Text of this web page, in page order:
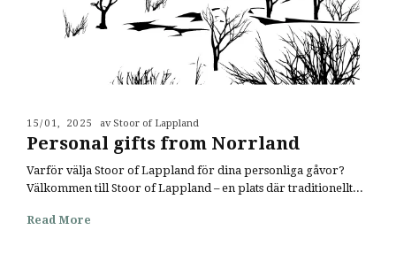
15/01, 2025 av Stoor of Lappland
Personal gifts from Norrland
Varför välja Stoor of Lappland för dina personliga gåvor?
Välkommen till Stoor of Lappland – en plats där traditionellt...
Read More